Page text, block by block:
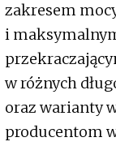
zakresem
i
w różnych
oraz warianty
producentom